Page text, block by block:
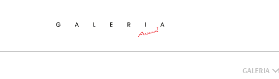
GALERIA